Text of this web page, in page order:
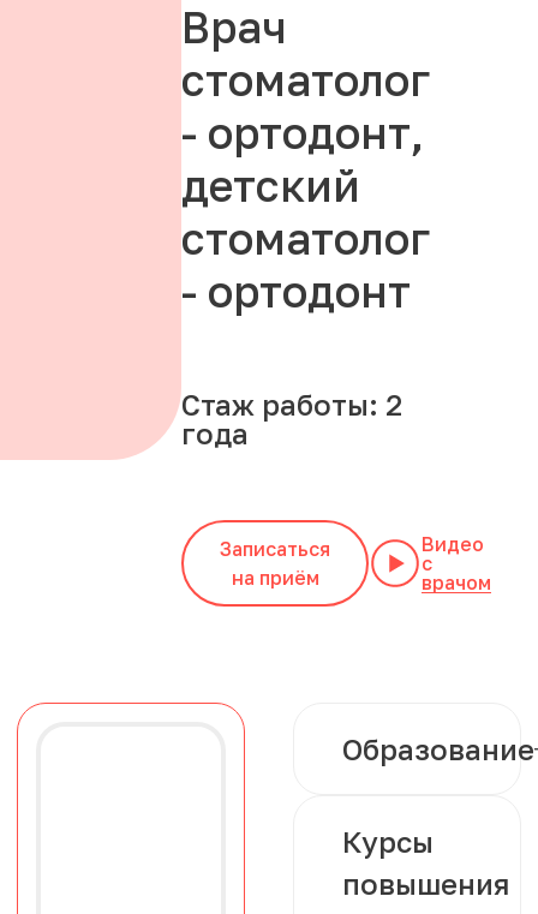
Врач
стоматолог
- ортодонт,
детский
стоматолог
- ортодонт
Стаж работы: 2
года
Записаться
на приём
Видео
с
врачом
Образование
Курсы
повышения